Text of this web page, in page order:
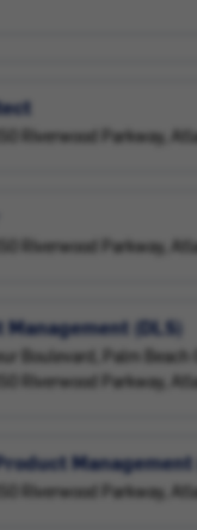
Riverwood Parkway,
Riverwood Parkway,
(DLS)
Boulevard, Palm Beach
Riverwood Parkway,
Riverwood Parkway,